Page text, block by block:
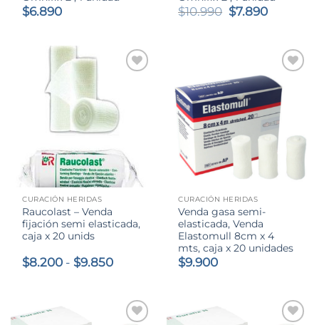
$6.890 $10.990 El
$7.890El
$7.890.
CURACIÓN HERIDAS
Raucolast – Venda
fijación semi elasticada,
caja x 20 unids
$8.200 - $9.850Rango
desde
$8.200
CURACIÓN HERIDAS
Venda gasa semi-
elasticada, Venda
Elastomull 8cm x 4
mts, caja x 20 unidades
$9.900